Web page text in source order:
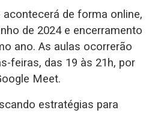
de forma online,
de 2024 e encerramento
ano. As aulas ocorrerão
feiras, das 19 às 21h, por
Meet.
estratégias para